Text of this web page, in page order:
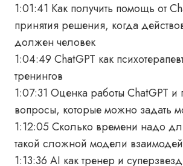
1:01:41 Как получить помощь от
принятия решения, когда
должен человек
1:04:49 ChatGPT как
тренингов
1:07:31 Оценка работы ChatGPT и
вопросы, которые можно задать
1:12:05 Сколько времени надо
такой сложной модели
1:13:36 AI как тренер и